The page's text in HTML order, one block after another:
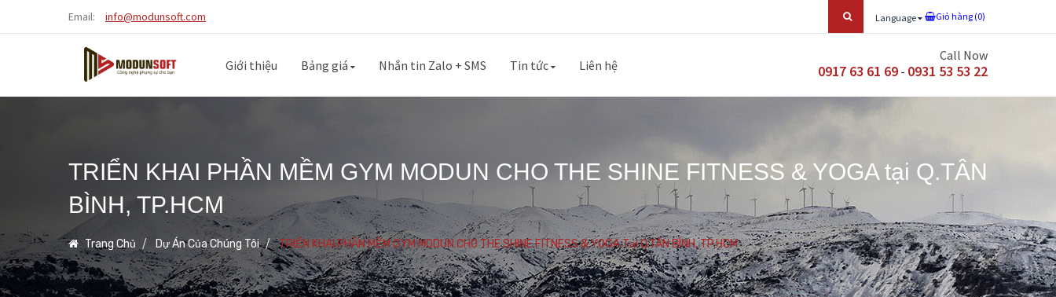
Email: info@modunsoft.com Language Giỏ hàng (0)
Giới thiệu Bảng giá Nhắn tin Zalo + SMS Tin tức Liên hệ
Call Now
0917 63 61 69 - 0931 53 53 22
TRIỂN KHAI PHẦN MỀM GYM MODUN CHO THE SHINE FITNESS & YOGA tại Q.TÂN
BÌNH, TP.HCM
Trang Chủ Dự Án Của Chúng Tôi TRIỂN KHAI PHẦN MỀM GYM MODUN CHO THE SHINE FITNESS & YOGA Tại Q.TÂN BÌNH, TP.HCM